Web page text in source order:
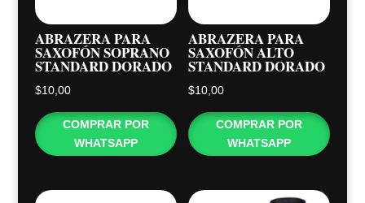
ABRAZERA PARA
SAXOFÓN SOPRANO
STANDARD DORADO
$10,00
COMPRAR POR
WHATSAPP
ABRAZERA PARA
SAXOFÓN ALTO
STANDARD DORADO
$10,00
COMPRAR POR
WHATSAPP